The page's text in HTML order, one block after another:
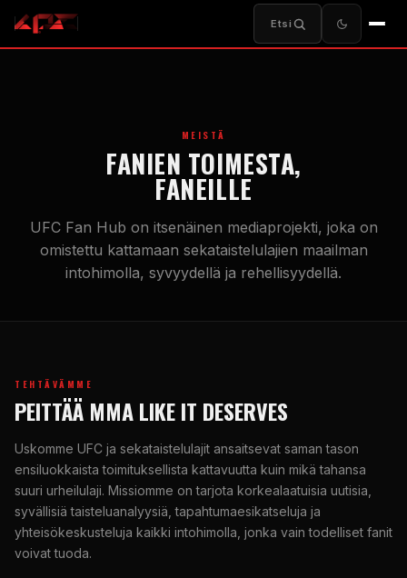
Etsi
MEISTÄ
FANIEN TOIMESTA,
FANEILLE
UFCFan Hub on itsenäinen mediaprojekti, joka on
omistettu kattamaan sekataistelulajien maailman
intohimolla, syvyydellä ja rehellisyydellä.
TEHTÄVÄMME
PEITTÄÄ MMA LIKE IT DESERVES
Uskomme UFC ja sekataistelulajit ansaitsevat saman tason
ensiluokkaista toimituksellista kattavuutta kuin mikä tahansa
suuri urheilulaji. Missiomme on tarjota korkealaatuisia uutisia,
syvällisiä taisteluanalyysiä, tapahtumaesikatseluja ja
yhteisökeskusteluja kaikki intohimolla, jonka vain todelliset fanit
voivat tuoda.